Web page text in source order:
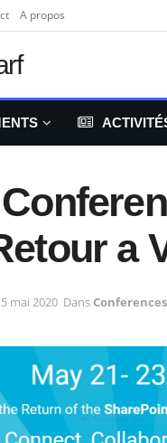
A propos
a
mai 2020 Dans Conferences